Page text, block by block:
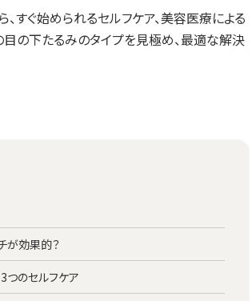
すぐ始められるセルフケア、美容医療による
の下たるみのタイプを見極め、最適な解決
が効果的？
つのセルフケア